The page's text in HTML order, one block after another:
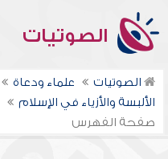
الصوتيات
الصوتيات علماء ودعاة
الألبسة والأزياء في الإسلام
صفحة الفهرس